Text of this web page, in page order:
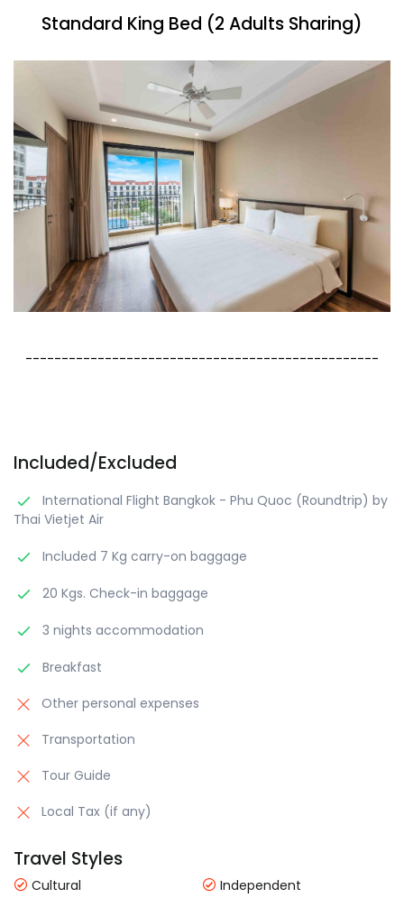
Standard King Bed (2 Adults Sharing)
-------------------------------------------------
Included/Excluded
International Flight Bangkok - Phu Quoc (Roundtrip) by
Thai Vietjet Air
Included 7 Kg carry-on baggage
20 Kgs. Check-in baggage
3 nights accommodation
Breakfast
Other personal expenses
Transportation
Tour Guide
Local Tax (if any)
Travel Styles
Cultural
Independent